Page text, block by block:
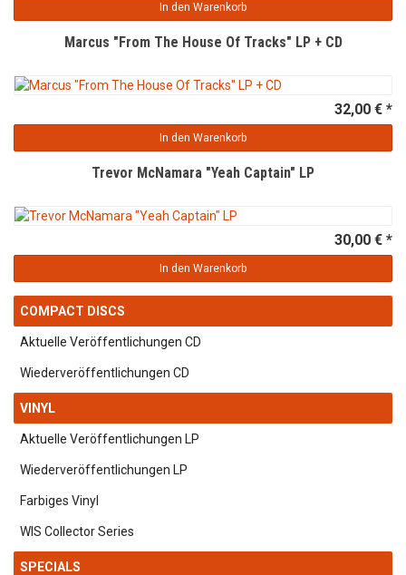
In den Warenkorb
Marcus "From The House Of Tracks" LP + CD
32,00 € *
In den Warenkorb
Trevor McNamara "Yeah Captain" LP
30,00 € *
In den Warenkorb
COMPACT DISCS
Aktuelle Veröffentlichungen CD
Wiederveröffentlichungen CD
VINYL
Aktuelle Veröffentlichungen LP
Wiederveröffentlichungen LP
Farbiges Vinyl
WIS Collector Series
SPECIALS